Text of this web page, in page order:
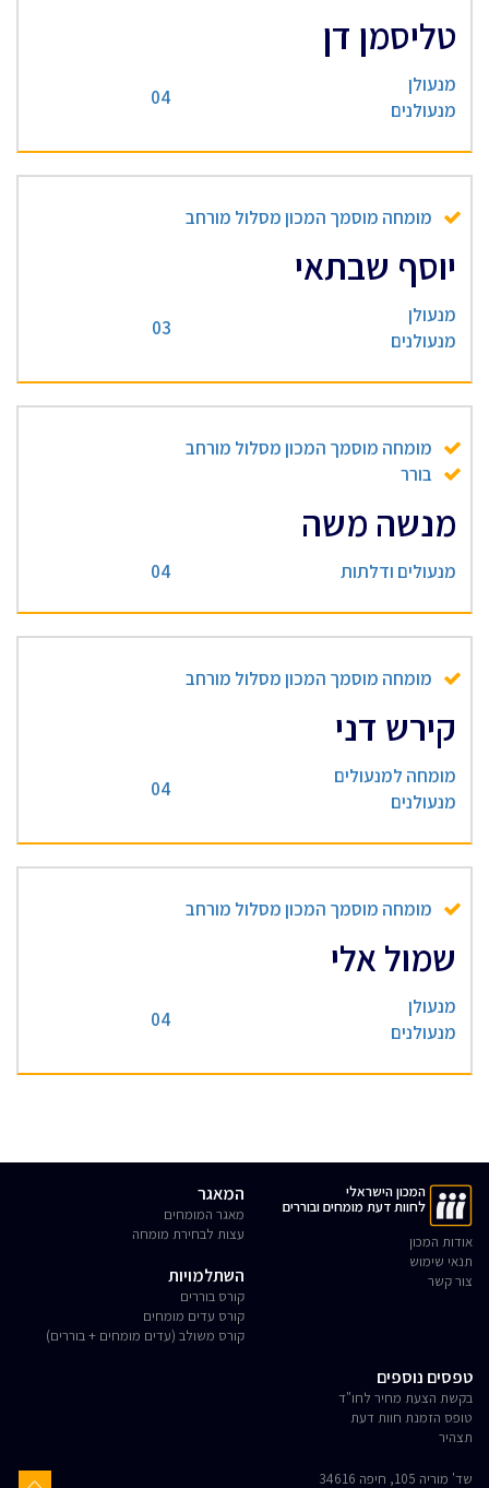
טליסמן דן
מנעולן
מנעולנים
04
מומחה מוסמך המכון מסלול מורחב
יוסף שבתאי
מנעולן
מנעולנים
03
מומחה מוסמך המכון מסלול מורחב
בורר
מנשה משה
מנעולים ודלתות 04
מומחה מוסמך המכון מסלול מורחב
קירש דני
מומחה למנעולים
מנעולנים
04
מומחה מוסמך המכון מסלול מורחב
שמול אלי
מנעולן
מנעולנים
04
המכון הישראלי
לחוות דעת מומחים ובוררים
אודות המכון
תנאי שימוש
צור קשר
המאגר
מאגר המומחים
עצות לבחירת מומחה
השתלמויות
קורס בוררים
קורס עדים מומחים
קורס משולב (עדים מומחים + בוררים)
טפסים נוספים
בקשת הצעת מחיר לחו"ד
טופס הזמנת חוות דעת
תצהיר
שד' מוריה 105, חיפה 34616